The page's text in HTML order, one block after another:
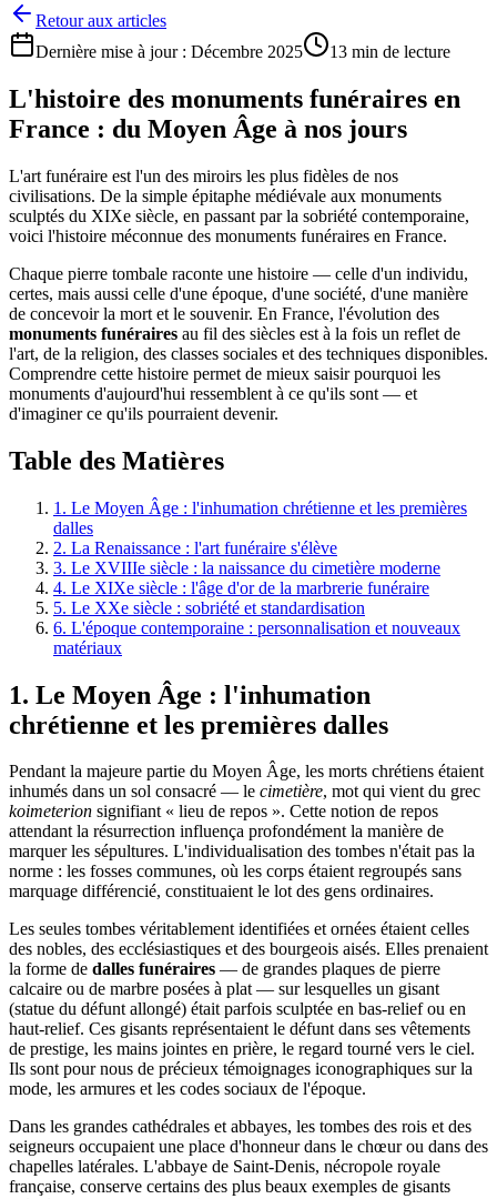
Retour aux articles
Dernière mise à jour : Décembre 2025 13 min de lecture
L'histoire des monuments funéraires en
France : du Moyen Âge à nos jours
L'art funéraire est l'un des miroirs les plus fidèles de nos
civilisations. De la simple épitaphe médiévale aux monuments
sculptés du XIXe siècle, en passant par la sobriété contemporaine,
voici l'histoire méconnue des monuments funéraires en France.
Chaque pierre tombale raconte une histoire — celle d'un individu,
certes, mais aussi celle d'une époque, d'une société, d'une manière
de concevoir la mort et le souvenir. En France, l'évolution des
monuments funéraires au fil des siècles est à la fois un reflet de
l'art, de la religion, des classes sociales et des techniques disponibles.
Comprendre cette histoire permet de mieux saisir pourquoi les
monuments d'aujourd'hui ressemblent à ce qu'ils sont — et
d'imaginer ce qu'ils pourraient devenir.
Table des Matières
1. Le Moyen Âge : l'inhumation chrétienne et les premières
dalles
2. La Renaissance : l'art funéraire s'élève
3. Le XVIIIe siècle : la naissance du cimetière moderne
4. Le XIXe siècle : l'âge d'or de la marbrerie funéraire
5. Le XXe siècle : sobriété et standardisation
6. L'époque contemporaine : personnalisation et nouveaux
matériaux
1. Le Moyen Âge : l'inhumation
chrétienne et les premières dalles
Pendant la majeure partie du Moyen Âge, les morts chrétiens étaient
inhumés dans un sol consacré — le cimetière, mot qui vient du grec
koimeterion signifiant « lieu de repos ». Cette notion de repos
attendant la résurrection influença profondément la manière de
marquer les sépultures. L'individualisation des tombes n'était pas la
norme : les fosses communes, où les corps étaient regroupés sans
marquage différencié, constituaient le lot des gens ordinaires.
Les seules tombes véritablement identifiées et ornées étaient celles
des nobles, des ecclésiastiques et des bourgeois aisés. Elles prenaient
la forme de dalles funéraires — de grandes plaques de pierre
calcaire ou de marbre posées à plat — sur lesquelles un gisant
(statue du défunt allongé) était parfois sculptée en bas-relief ou en
haut-relief. Ces gisants représentaient le défunt dans ses vêtements
de prestige, les mains jointes en prière, le regard tourné vers le ciel.
Ils sont pour nous de précieux témoignages iconographiques sur la
mode, les armures et les codes sociaux de l'époque.
Dans les grandes cathédrales et abbayes, les tombes des rois et des
seigneurs occupaient une place d'honneur dans le chœur ou dans des
chapelles latérales. L'abbaye de Saint-Denis, nécropole royale
française, conserve certains des plus beaux exemples de gisants